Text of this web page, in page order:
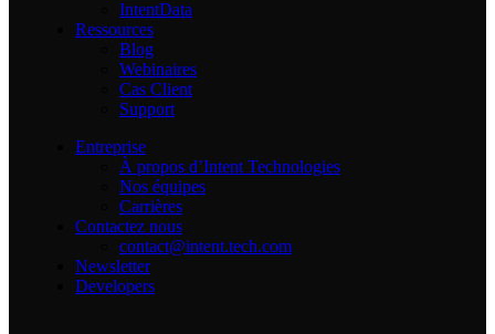
IntentData
Ressources
Blog
Webinaires
Cas Client
Support
Entreprise
À propos d’Intent Technologies
Nos équipes
Carrières
Contactez nous
contact@intent.tech.com
Newsletter
Developers